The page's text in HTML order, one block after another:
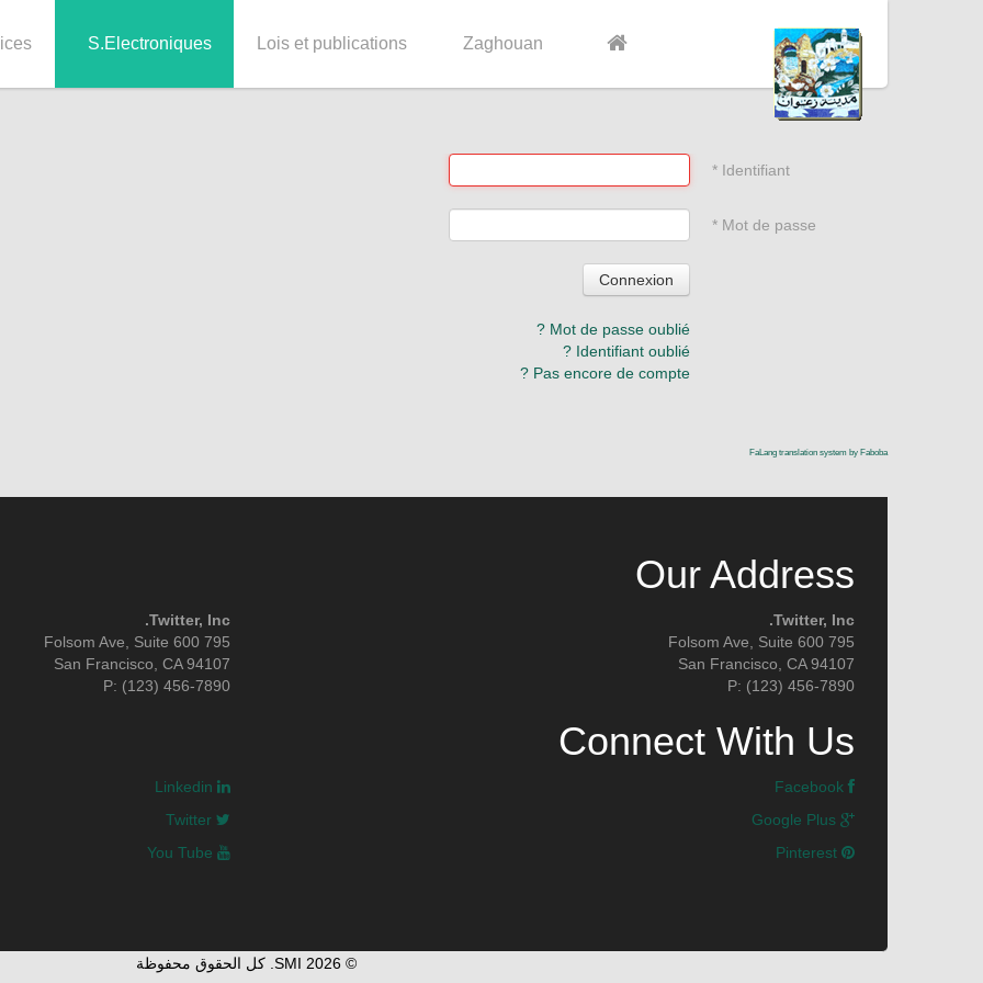
Zaghouan
Lois et publications
S.Electroniques
Identifiant
*
Mot de passe
*
Connexion
Mot de passe oublié ?
Identifiant oublié ?
Pas encore de compte ?
FaLang translation system by Faboba
Our Address
Twitter, Inc.
795 Folsom Ave, Suite 600
San Francisco, CA 94107
P: (123) 456-7890
Twitter, Inc.
795 Folsom Ave, Suite 600
San Francisco, CA 94107
P: (123) 456-7890
Connect With Us
Twitter
© 2026 SMI. كل الحقوق محفوظة